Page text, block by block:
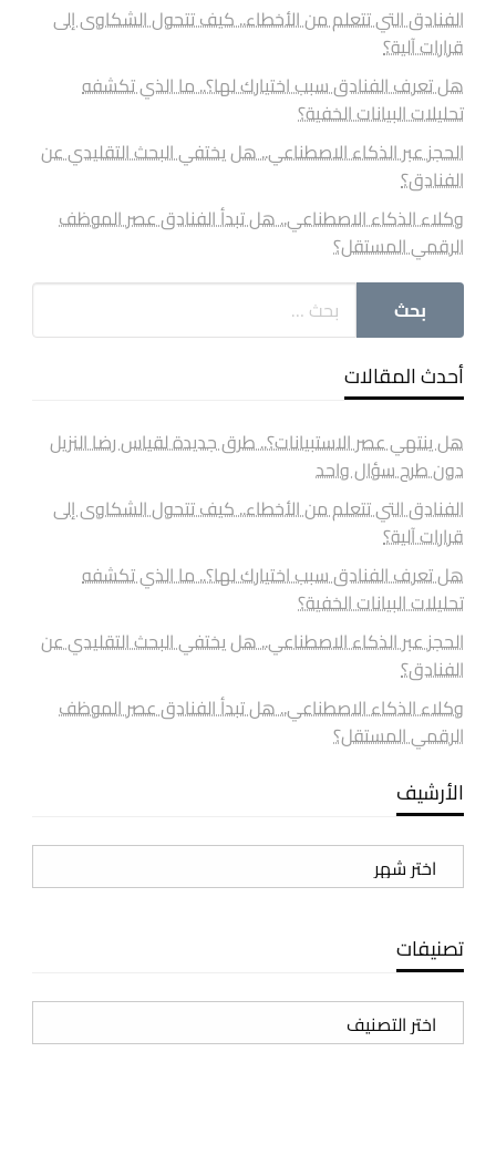
الفنادق التي تتعلم من الأخطاء.. كيف تتحول الشكاوى إلى
قرارات آلية؟
هل تعرف الفنادق سبب اختيارك لها؟.. ما الذي تكشفه
تحليلات البيانات الخفية؟
الحجز عبر الذكاء الاصطناعي.. هل يختفي البحث التقليدي عن
الفنادق؟
وكلاء الذكاء الاصطناعي.. هل تبدأ الفنادق عصر الموظف
الرقمي المستقل؟
أحدث المقالات
هل ينتهي عصر الاستبيانات؟.. طرق جديدة لقياس رضا النزيل
دون طرح سؤال واحد
الفنادق التي تتعلم من الأخطاء.. كيف تتحول الشكاوى إلى
قرارات آلية؟
هل تعرف الفنادق سبب اختيارك لها؟.. ما الذي تكشفه
تحليلات البيانات الخفية؟
الحجز عبر الذكاء الاصطناعي.. هل يختفي البحث التقليدي عن
الفنادق؟
وكلاء الذكاء الاصطناعي.. هل تبدأ الفنادق عصر الموظف
الرقمي المستقل؟
الأرشيف
الأرشيف
تصنيفات
تصنيفات